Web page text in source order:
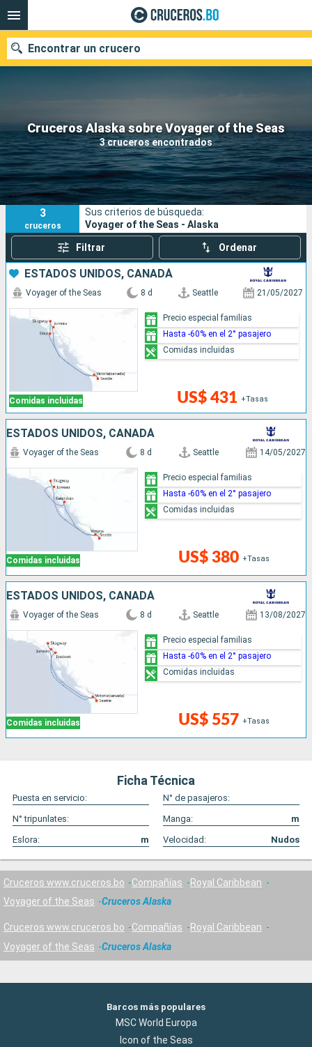
Cruceros Alaska sobre Voyager of the Seas
3 cruceros encontrados
Encontrar un crucero
Nuestros destinos
Fecha de salida
Puertos Compañías
Buscar
3
cruceros
Sus criterios de búsqueda:
Voyager of the Seas - Alaska
Filtrar Ordenar
ESTADOS UNIDOS, CANADÁ
Comidas incluidas
Voyager of the Seas 8 d Seattle 21/05/2027
US$ 431 +Tasas
Precio especial familias
Hasta -60% en el 2° pasajero
Comidas incluidas
ESTADOS UNIDOS, CANADÁ
Comidas incluidas
Voyager of the Seas 8 d Seattle 14/05/2027
US$ 380 +Tasas
Precio especial familias
Hasta -60% en el 2° pasajero
Comidas incluidas
ESTADOS UNIDOS, CANADÁ
Comidas incluidas
Voyager of the Seas 8 d Seattle 13/08/2027
US$ 557 +Tasas
Precio especial familias
Hasta -60% en el 2° pasajero
Comidas incluidas
Ficha Técnica
Puesta en servicio:
N° de pasajeros:
N° tripunlates:
Manga:
m
Eslora:
m Velocidad: Nudos
Cruceros www.cruceros.bo Compañías
Royal Caribbean
Voyager of the Seas
Cruceros Alaska
Cruceros www.cruceros.bo Compañías
Royal Caribbean
Voyager of the Seas
Cruceros Alaska
Barcos más populares
MSC World Europa
Icon of the Seas